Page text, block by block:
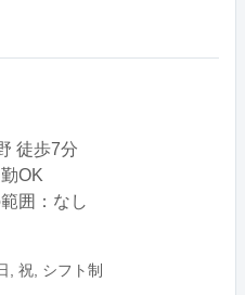
徒歩7分
OK
囲：なし
, 祝, シフト制